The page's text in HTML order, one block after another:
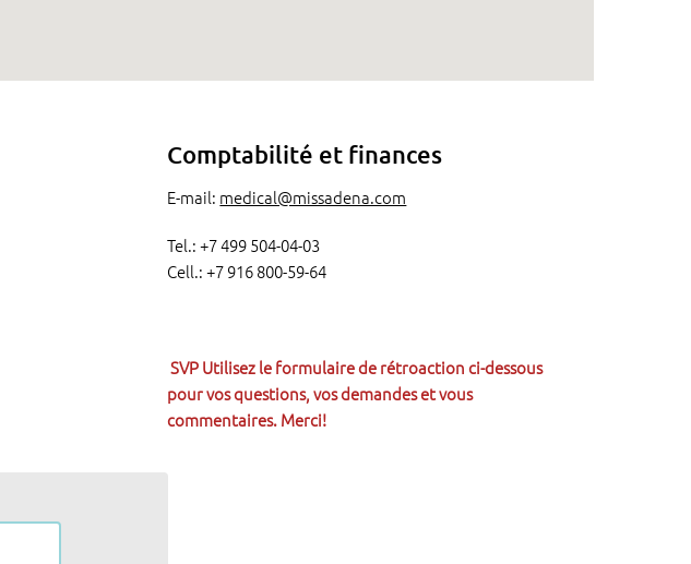
Comptabilité et finances
E-mail: medical@missadena.com
Tel.: +7 499 504-04-03
Cell.: +7 916 800-59-64
SVP Utilisez le formulaire de rétroaction ci-dessous
pour vos questions, vos demandes etvous
commentaires. Merci!